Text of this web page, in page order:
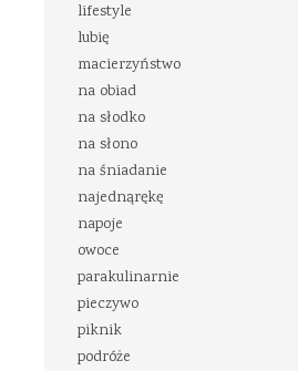
lifestyle
lubię
macierzyństwo
na obiad
na słodko
na słono
na śniadanie
najednąrękę
napoje
owoce
parakulinarnie
pieczywo
piknik
podróże